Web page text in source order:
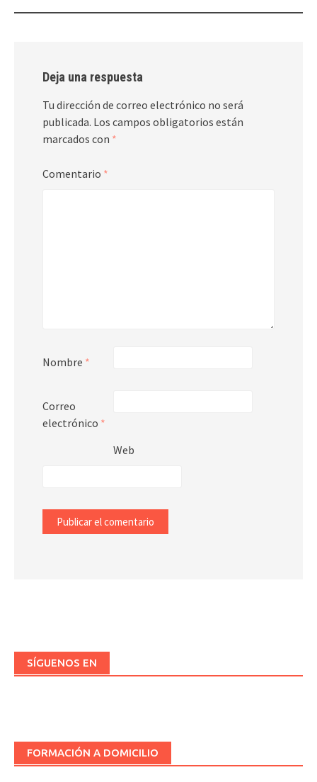
Deja una respuesta
Tu dirección de correo electrónico no será
publicada. Los campos obligatorios están
marcados con *
Comentario *
Nombre *
Correo
electrónico *
Web
SÍGUENOS EN
FORMACIÓN A DOMICILIO